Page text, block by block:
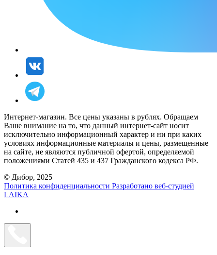
Интернет-магазин. Все цены указаны в рублях. Обращаем
Ваше внимание на то, что данный интернет-сайт носит
исключительно информационный характер и ни при каких
условиях информационные материалы и цены, размещенные
на сайте, не являются публичной офертой, определяемой
положениями Статей 435 и 437 Гражданского кодекса РФ.
© Дибор, 2025
Политика конфиденциальности Разработано веб-студией
LAIKA